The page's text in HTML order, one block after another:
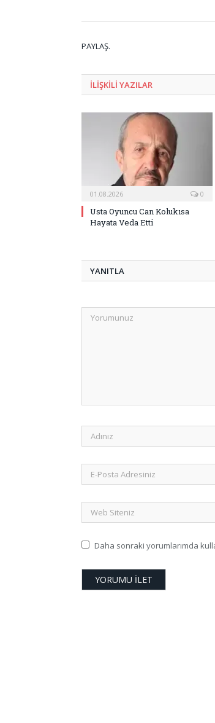
PAYLAŞ.
ILIŞKILI YAZILAR
01.08.2026 0
Usta Oyuncu Can Kolukısa
Hayata Veda Etti
YANITLA
Daha sonraki yorumlarımda